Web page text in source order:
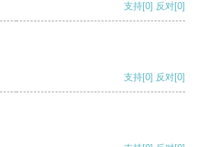
支持[0] 反对[0]
支持[0] 反对[0]